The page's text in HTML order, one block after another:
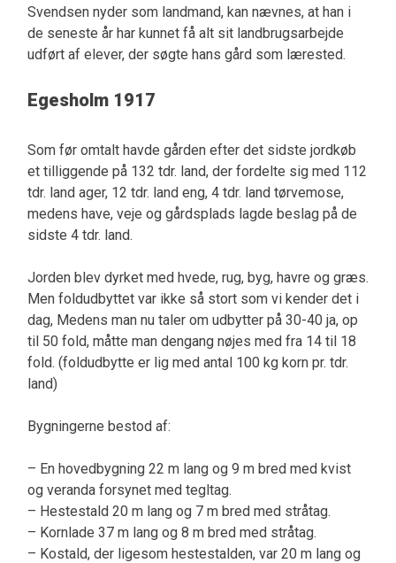
Svendsen nyder som landmand, kan nævnes, at han i
de seneste år har kunnet få alt sit landbrugsarbejde
udført af elever, der søgte hans gård som lærested.
Egesholm 1917
Som før omtalt havde gården efter det sidste jordkøb
et tilliggende på 132 tdr. land, der fordelte sig med 112
tdr. land ager, 12 tdr. land eng, 4 tdr. land tørvemose,
medens have, veje og gårdsplads lagde beslag på de
sidste 4 tdr. land.
Jorden blev dyrket med hvede, rug, byg, havre og græs.
Men foldudbyttet var ikke så stort som vi kender det i
dag, Medens man nu taler om udbytter på 30-40 ja, op
til 50 fold, måtte man dengang nøjes med fra 14 til 18
fold. (foldudbytte er lig med antal 100 kg korn pr. tdr.
land)
Bygningerne bestod af:
– En hovedbygning 22 m lang og 9 m bred med kvist
og veranda forsynet med tegltag.
– Hestestald 20 m lang og 7 m bred med stråtag.
– Kornlade 37 m lang og 8 m bred med stråtag.
– Kostald, der ligesom hestestalden, var 20 m lang og